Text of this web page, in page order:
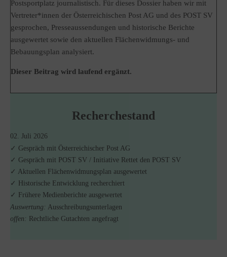
Postsportplatz journalistisch. Für dieses Dossier haben wir mit
Vertreter*innen der Österreichischen Post AG und des POST SV
gesprochen, Presseaussendungen und historische Berichte
ausgewertet sowie den aktuellen Flächenwidmungs- und
Bebauungsplan analysiert.
Dieser Beitrag wird laufend ergänzt.
Recherchestand
02. Juli 2026
✓ Gespräch mit Österreichischer Post AG
✓ Gespräch mit POST SV / Initiative Rettet den POST SV
✓ Aktuellen Flächenwidmungsplan ausgewertet
✓ Historische Entwicklung recherchiert
✓ Frühere Medienberichte ausgewertet
Auswertung: Ausschreibungsunterlagen
offen: Rechtliche Gutachten angefragt